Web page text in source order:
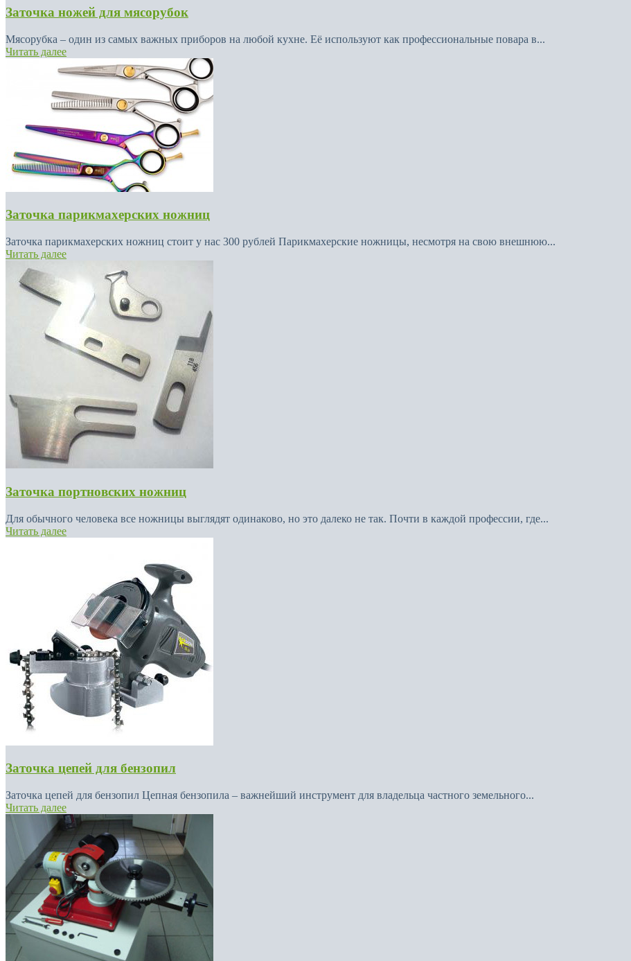
Заточка ножей для мясорубок
Мясорубка – один из самых важных приборов на любой кухне. Её используют как профессиональные повара в...
Читать далее
Заточка парикмахерских ножниц
Заточка парикмахерских ножниц стоит у нас 300 рублей Парикмахерские ножницы, несмотря на свою внешнюю...
Читать далее
Заточка портновских ножниц
Для обычного человека все ножницы выглядят одинаково, но это далеко не так. Почти в каждой профессии, где...
Читать далее
Заточка цепей для бензопил
Заточка цепей для бензопил Цепная бензопила – важнейший инструмент для владельца частного земельного...
Читать далее